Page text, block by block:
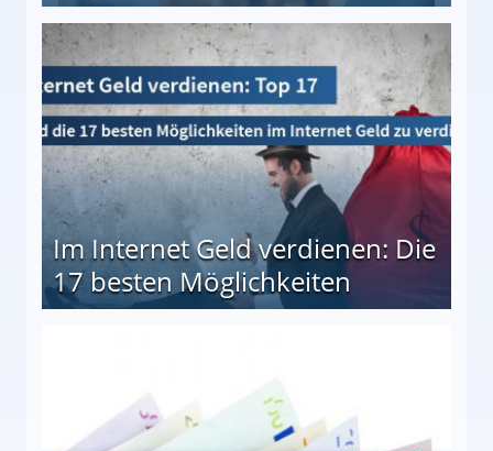
besten Möglichkeiten
Im Internet Geld verdienen: Die
17 besten Möglichkeiten